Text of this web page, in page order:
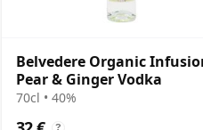
Belvedere Organic
Pear & Ginger Vodka
70cl • 40%
?